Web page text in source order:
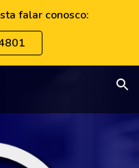
falar conosco: